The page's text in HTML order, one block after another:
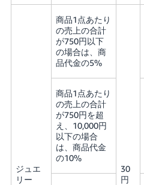
ジュエ
リー
商品1点あたり
の売上の合計
が750円以下
の場合は、商
品代金の5%
30
円
商品1点あたり
の売上の合計
が750円を超
え、10,000円
以下の場合
は、商品代金
の10%